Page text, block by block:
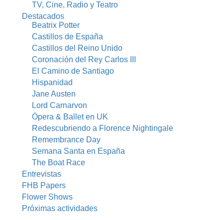
TV, Cine, Radio y Teatro
Destacados
Beatrix Potter
Castillos de España
Castillos del Reino Unido
Coronación del Rey Carlos III
El Camino de Santiago
Hispanidad
Jane Austen
Lord Carnarvon
Ópera & Ballet en UK
Redescubriendo a Florence Nightingale
Remembrance Day
Semana Santa en España
The Boat Race
Entrevistas
FHB Papers
Flower Shows
Próximas actividades